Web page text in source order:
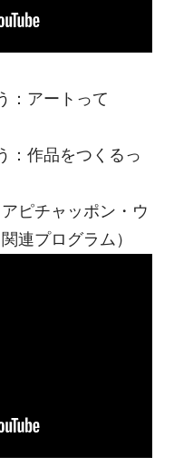
：アートって
：作品をつくるっ
ピチャッポン・ウ
連プログラム）